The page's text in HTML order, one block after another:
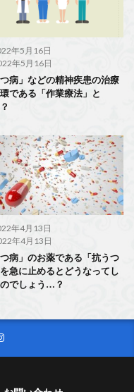
年5月16日
年5月16日
つ病」などの精神疾患の治療
である「作業療法」と
年4月13日
年4月13日
つ病」のお薬である「抗うつ
急に止めるとどうなってし
のでしょう…？